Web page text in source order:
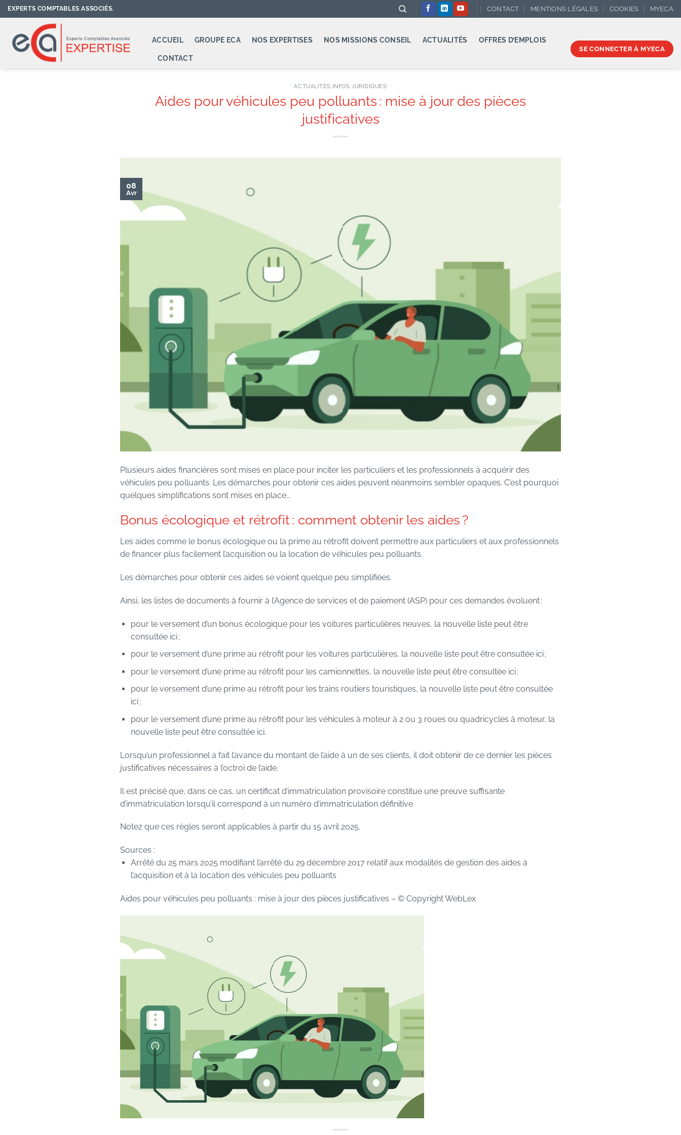
Passer
au
contenu
EXPERTS COMPTABLES ASSOCIÉS. CONTACT MENTIONS LÉGALES COOKIES MYECA
ACCUEIL GROUPE ECA NOS EXPERTISES NOS MISSIONS CONSEIL ACTUALITÉS OFFRES D’EMPLOIS
CONTACT
SE CONNECTER À MYECA
ACTUALITÉS,INFOS JURIDIQUES
Aides pour véhicules peu polluants : mise à jour des pièces
justificatives
08
Avr
Plusieurs aides financières sont mises en place pour inciter les particuliers et les professionnels à acquérir des
véhicules peu polluants. Les démarches pour obtenir ces aides peuvent néanmoins sembler opaques. C’est pourquoi
quelques simplifications sont mises en place…
Bonus écologique et rétrofit : comment obtenir les aides ?
Les aides comme le bonus écologique ou la prime au rétrofit doivent permettre aux particuliers et aux professionnels
de financer plus facilement l’acquisition ou la location de véhicules peu polluants.
Les démarches pour obtenir ces aides se voient quelque peu simplifiées.
Ainsi, les listes de documents à fournir à l’Agence de services et de paiement (ASP) pour ces demandes évoluent :
pour le versement d’un bonus écologique pour les voitures particulières neuves, la nouvelle liste peut être
consultée ici;
pour le versement d’une prime au rétrofit pour les voitures particulières, la nouvelle liste peut être consultée ici;
pour le versement d’une prime au rétrofit pour les camionnettes, la nouvelle liste peut être consultée ici;
pour le versement d’une prime au rétrofit pour les trains routiers touristiques, la nouvelle liste peut être consultée
ici;
pour le versement d’une prime au rétrofit pour les véhicules à moteur à 2 ou 3 roues ou quadricycles à moteur, la
nouvelle liste peut être consultée ici.
Lorsqu’un professionnel a fait l’avance du montant de l’aide à un de ses clients, il doit obtenir de ce dernier les pièces
justificatives nécessaires à l’octroi de l’aide.
Il est précisé que, dans ce cas, un certificat d’immatriculation provisoire constitue une preuve suffisante
d’immatriculation lorsqu’il correspond à un numéro d’immatriculation définitive.
Notez que ces règles seront applicables à partir du 15 avril 2025.
Sources :
Arrêté du 25 mars 2025 modifiant l’arrêté du 29 décembre 2017 relatif aux modalités de gestion des aides à
l’acquisition et à la location des véhicules peu polluants
Aides pour véhicules peu polluants : mise à jour des pièces justificatives – © Copyright WebLex